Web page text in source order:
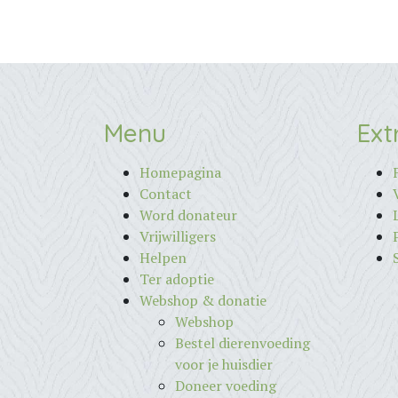
Menu
Homepagina
Contact
Word donateur
Vrijwilligers
Helpen
Ter adoptie
Webshop & donatie
Webshop
Bestel dierenvoeding
voor je huisdier
Doneer voeding